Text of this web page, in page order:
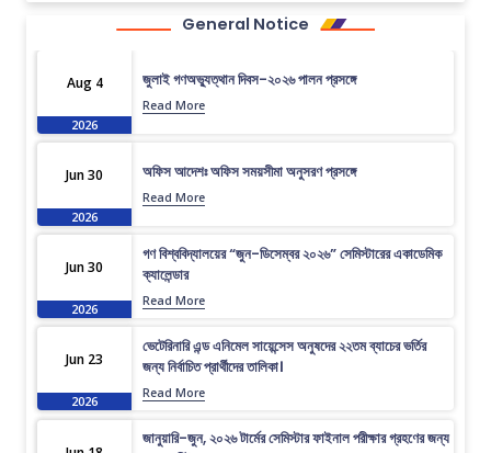
General Notice
Aug 4
2026
জুলাই গণঅভ্যুত্থান দিবস-২০২৬ পালন প্রসঙ্গে
Read More
Jun 30
2026
অফিস আদেশঃ অফিস সময়সীমা অনুসরণ প্রসঙ্গে
Read More
Jun 30
2026
গণ বিশ্ববিদ্যালয়ের “জুন-ডিসেম্বর ২০২৬” সেমিস্টারের একাডেমিক
ক্যালেন্ডার
Read More
Jun 23
2026
ভেটেরিনারি এন্ড এনিমেল সায়েন্সেস অনুষদের ২২তম ব্যাচের ভর্তির
জন্য নির্বাচিত প্রার্থীদের তালিকা।
Read More
জানুয়ারি-জুন, ২০২৬ টার্মের সেমিস্টার ফাইনাল পরীক্ষার গ্রহণের জন্য